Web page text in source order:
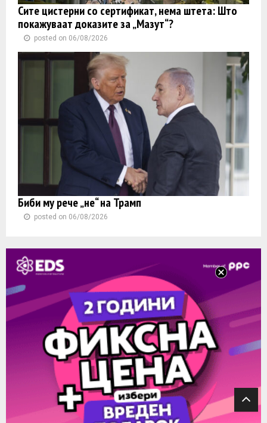
Сите цистерни со сертификат, нема штета: Што
покажуваат доказите за „Мазут“?
posted on 06/08/2026
Биби му рече „не“ на Трамп
posted on 06/08/2026